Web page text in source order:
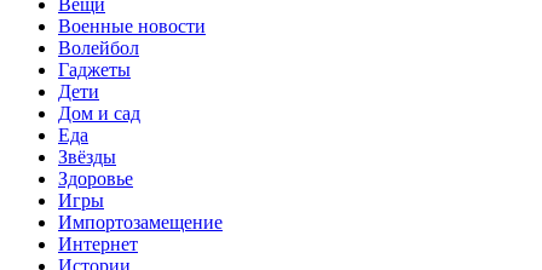
Военные новости
Волейбол
Гаджеты
Дети
Дом и сад
Еда
Звёзды
Здоровье
Игры
Импортозамещение
Интернет
Истории